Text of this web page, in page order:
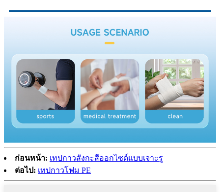
ก่อนหน้า: เทปกาวสังกะสีออกไซด์แบบเจาะรู
ต่อไป: เทปกาวโฟม PE